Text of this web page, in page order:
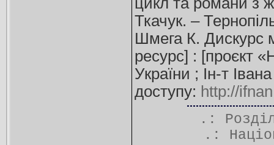
Ткачук. –
Шмега К. Дискурс
ресурс] : [проєкт
України ; Ін-т
доступу: http://
.:
.: